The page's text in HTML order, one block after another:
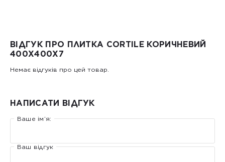
ВІДГУК ПРО ПЛИТКА CORTILE КОРИЧНЕВИЙ
400X400X7
Немає відгуків про цей товар.
НАПИСАТИ ВІДГУК
Ваше ім’я:
Ваш відгук